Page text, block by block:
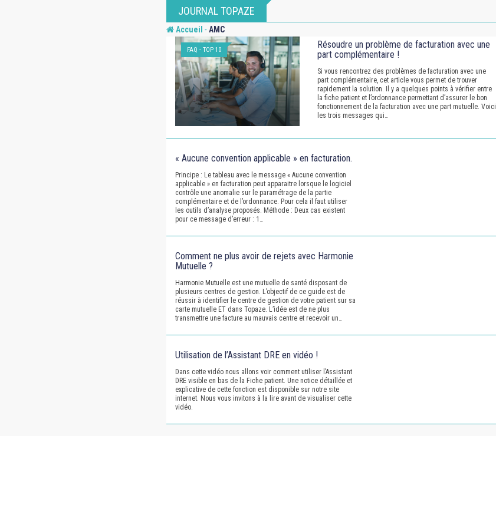
JOURNAL TOPAZE
Accueil -AMC
FAQ - TOP 10
Résoudre un problème de facturation avec une
part complémentaire !
Si vous rencontrez des problèmes de facturation avec une
part complémentaire, cet article vous permet de trouver
rapidement la solution. Il y a quelques points à vérifier entre
la fiche patient et l’ordonnance permettant d’assurer le bon
fonctionnement de la facturation avec une part mutuelle. Voici
les trois messages qui…
« Aucune convention applicable » en facturation.
Principe : Le tableau avec le message « Aucune convention
applicable » en facturation peut apparaitre lorsque le logiciel
contrôle une anomalie sur le paramétrage de la partie
complémentaire et de l’ordonnance. Pour cela il faut utiliser
les outils d’analyse proposés. Méthode : Deux cas existent
pour ce message d’erreur : 1…
Comment ne plus avoir de rejets avec Harmonie
Mutuelle ?
Harmonie Mutuelle est une mutuelle de santé disposant de
plusieurs centres de gestion. L’objectif de ce guide est de
réussir à identifier le centre de gestion de votre patient sur sa
carte mutuelle ET dans Topaze. L’idée est de ne plus
transmettre une facture au mauvais centre et recevoir un…
Utilisation de l’Assistant DRE en vidéo !
Dans cette vidéo nous allons voir comment utiliser l’Assistant
DRE visible en bas de la Fiche patient. Une notice détaillée et
explicative de cette fonction est disponible sur notre site
internet. Nous vous invitons à la lire avant de visualiser cette
vidéo.